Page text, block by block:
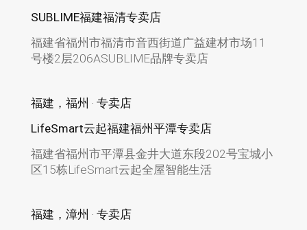
SUBLIME福建福清专卖店
福建省福州市福清市音西街道广益建材市场11
号楼2层206ASUBLIME品牌专卖店
福建，福州 · 专卖店
LifeSmart云起福建福州平潭专卖店
福建省福州市平潭县金井大道东段202号宝城小
区15栋LifeSmart云起全屋智能生活
福建，漳州 · 专卖店